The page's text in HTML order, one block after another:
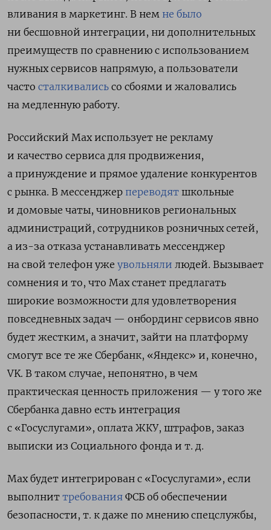
вливания в маркетинг. В нем не было
ни бесшовной интеграции, ни дополнительных
преимуществ по сравнению с использованием
нужных сервисов напрямую, а пользователи
часто сталкивались со сбоями и жаловались
на медленную работу.
Российский Max использует не рекламу
и качество сервиса для продвижения,
а принуждение и прямое удаление конкурентов
с рынка. В мессенджер переводят школьные
и домовые чаты, чиновников региональных
администраций, сотрудников розничных сетей,
а из-за отказа устанавливать мессенджер
на свой телефон уже увольняли людей. Вызывает
сомнения и то, что Мах станет предлагать
широкие возможности для удовлетворения
повседневных задач — онбординг сервисов явно
будет жестким, а значит, зайти на платформу
смогут все те же Сбербанк, «Яндекс» и, конечно,
VK. В таком случае, непонятно, в чем
практическая ценность приложения — у того же
Сбербанка давно есть интеграция
с «Госуслугами», оплата ЖКУ, штрафов, заказ
выписки из Социального фонда и т. д.
Max будет интегрирован с «Госуслугами», если
выполнит требования ФСБ об обеспечении
безопасности, т. к даже по мнению спецслужбы,